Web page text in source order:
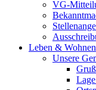
VG-
Leben & Wohnen
Unsere